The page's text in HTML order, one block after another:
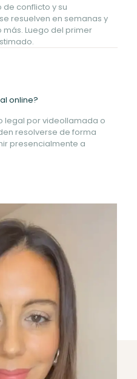
conflicto y su
resuelven en semanas y
Luego del primer
online?
legal por videollamada o
resolverse de forma
presencialmente a